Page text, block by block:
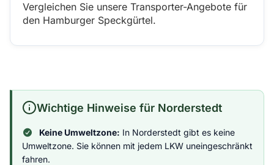
Vergleichen Sie unsere Transporter-Angebote für
den Hamburger Speckgürtel.
Wichtige Hinweise für Norderstedt
Keine Umweltzone: In Norderstedt gibt es keine
Umweltzone. Sie können mit jedem LKW uneingeschränkt
fahren.